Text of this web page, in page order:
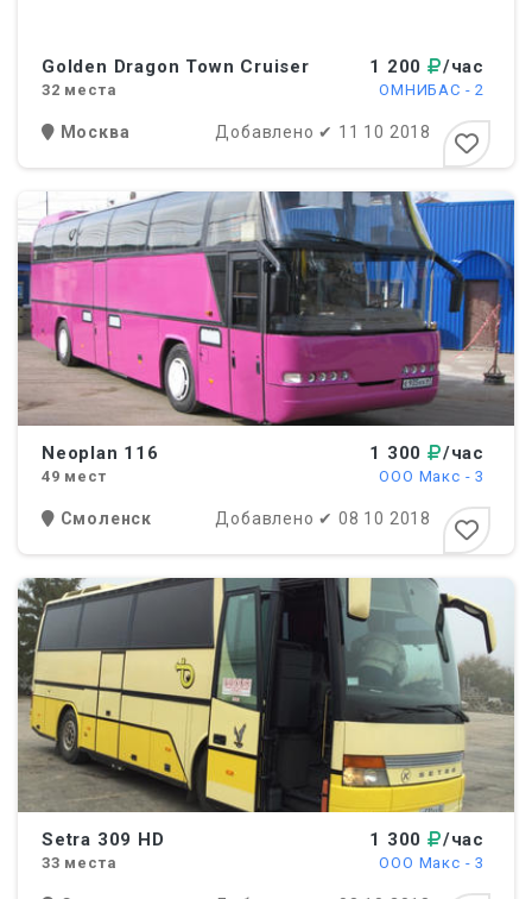
Golden Dragon Town Cruiser 1 200 /час
32 места ОМНИБАС - 2
Москва Добавлено ✔ 11 10 2018
Neoplan 116 1 300 /час
49 мест ООО Макс - 3
Смоленск Добавлено ✔ 08 10 2018
Setra 309 HD 1 300 /час
33 места ООО Макс - 3